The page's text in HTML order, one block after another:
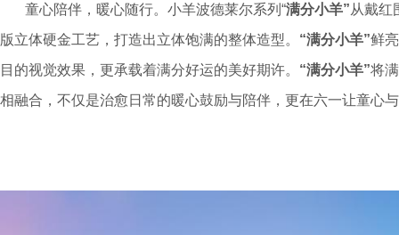
童心陪伴，暖心随行。小羊波德莱尔系列“满分小羊”从戴红
版立体硬金工艺，打造出立体饱满的整体造型。 “满分小羊”鲜
目的视觉效果，更承载着满分好运的美好期许。 “满分小羊”将
相融合，不仅是治愈日常的暖心鼓励与陪伴，更在六一让童心